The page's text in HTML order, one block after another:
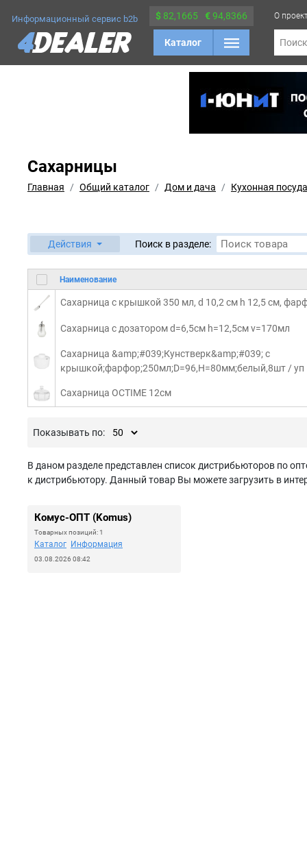
Информационный сервис b2b $ 82,1665 €94,8366
Каталог
О
Поиск
Сахарницы
Главная Общий каталог Дом и дача Кухонная
Действия Поиск в разделе:
Наименование
Сахарница с крышкой 350 мл, d 10,2 см h 12,5 см,
Сахарница с дозатором d=6,5см h=12,5см v=170мл
Сахарница &amp;#039;Кунстверк&amp;#039; с
крышкой;фарфор;250мл;D=96,H=80мм;белый,8шт / уп
Сахарница OCTIME 12см
Показывать по:
В даном разделе представлен список дистрибьюторов по
к дистрибьютору. Данный товар Вы можете загрузить в
Комус-ОПТ (Komus)
Товарных позиций: 1
Каталог Информация
03.08.2026 08:42